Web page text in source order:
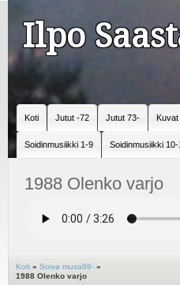
Ilpo
Koti Jutut -72 Jutut 73- Kuvat
Soidinmusiikki 1-9 Soidinmusiikki 10-
1988 Olenko varjo
Koti » Soiva musa88- »
1988 Olenko varjo